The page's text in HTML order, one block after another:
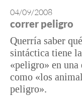
04/09/2008
correr peligro
Querría saber
sintáctica tiene
«peligro» en una
como «los
peligro».